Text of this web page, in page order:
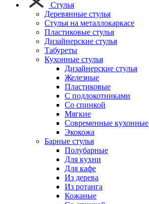
Стулья
Деревянные стулья
Стулья на металлокаркасе
Пластиковые стулья
Дизайнерские стулья
Табуреты
Кухонные стулья
Дизайнерские стулья
Железные
Пластиковые
С подлокотниками
Со спинкой
Мягкие
Современные кухонные
Экокожа
Барные стулья
Полубарные
Для кухни
Для кафе
Из дерева
Из ротанга
Кожаные